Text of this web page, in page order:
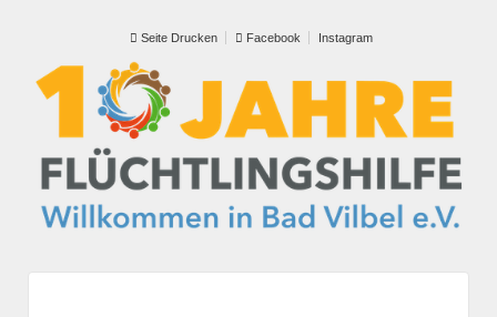
Seite Drucken Facebook Instagram